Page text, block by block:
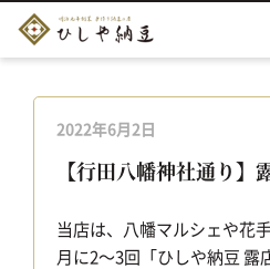
2022年6月2日
【行田八幡神社通り
当店は、八幡マルシェや花
月に2～3回「ひしや納豆 露